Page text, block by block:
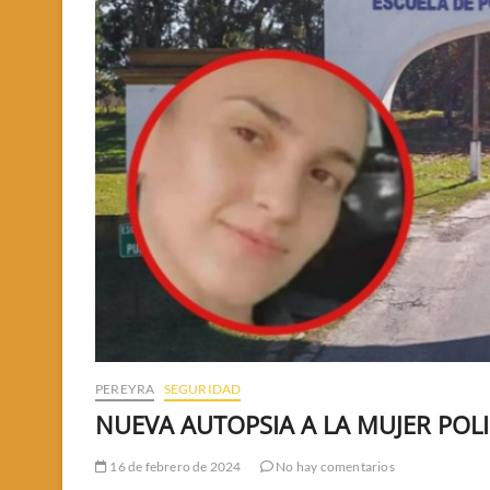
PEREYRA SEGURIDAD
NUEVA AUTOPSIA A LA MUJER
16 de febrero de 2024 No hay comentarios